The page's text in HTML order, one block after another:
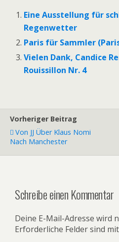
Eine Ausstellung für
Regenwetter
Paris für Sammler
Vielen Dank, Candice
Rouissillon Nr. 4
Vorheriger Beitrag
Von JJ Über Klaus Nomi
Nach Manchester
Schreibe einen Kommentar
Deine E-Mail-Adresse wird
Erforderliche Felder sind mit